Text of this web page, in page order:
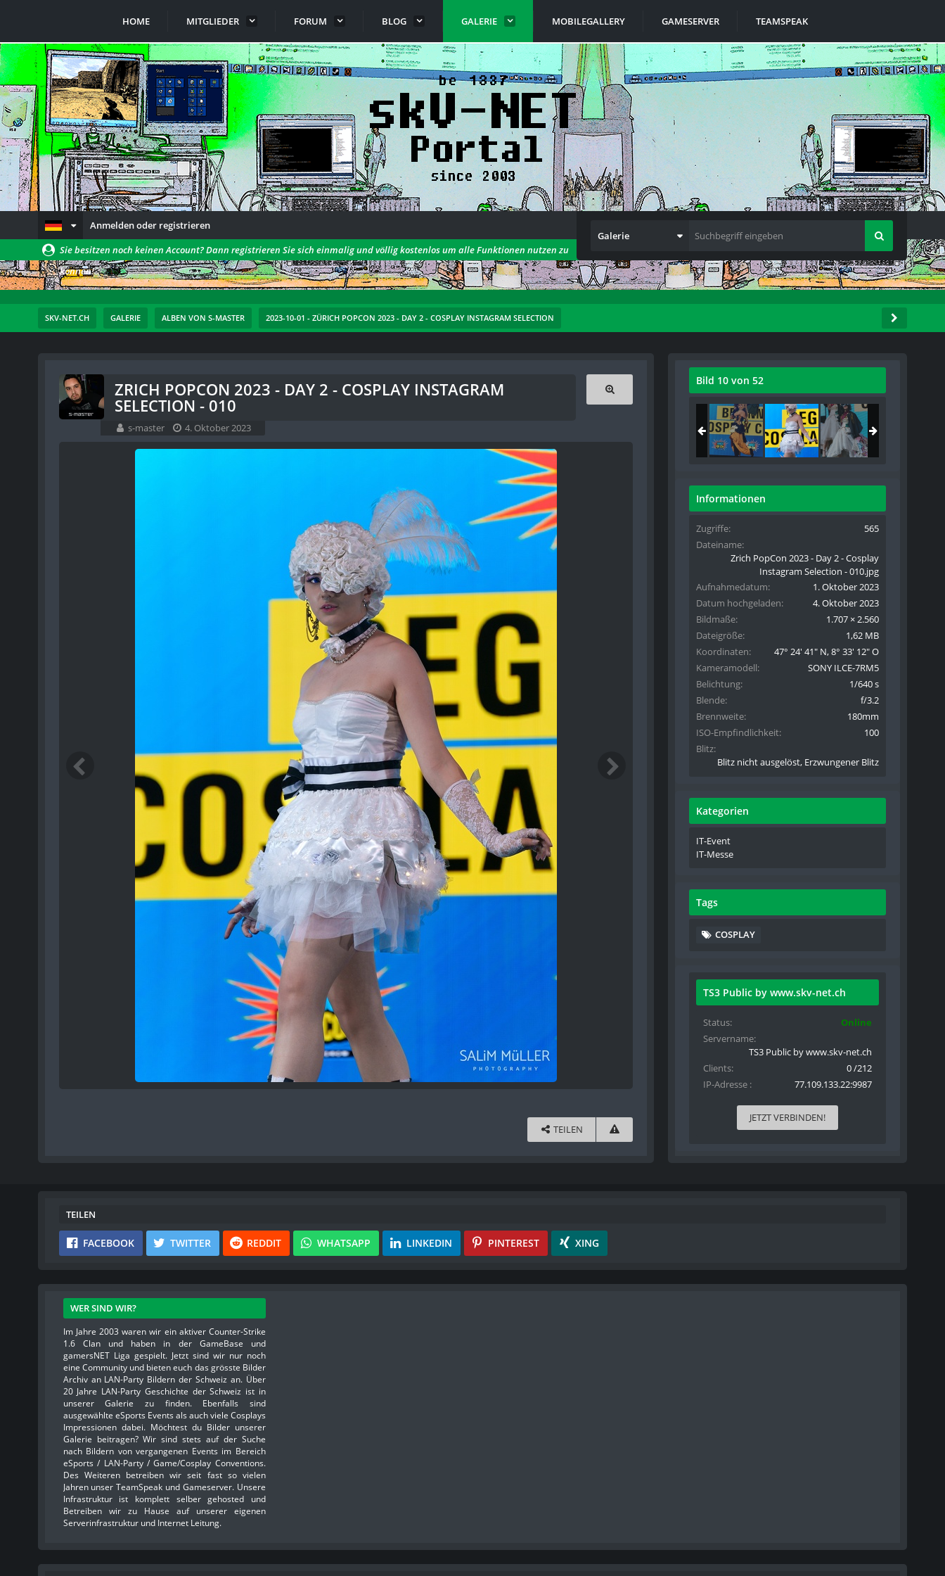
HOME MITGLIEDER FORUM BLOG GALERIE MOBILEGALLERY GAMESERVER TEAMSPEAK
Anmelden oder registrieren
Galerie
Sie besitzen noch keinen Account? Dann registrieren Sie sich einmalig und völlig kostenlos um alle Funktionen nutzen zu
können!
SKV-NET.CH GALERIE ALBEN VON S-MASTER 2023-10-01 - ZÜRICH POPCON 2023 - DAY 2 - COSPLAY INSTAGRAM SELECTION
ZRICH POPCON 2023 - DAY 2 - COSPLAY INSTAGRAM
SELECTION - 010
s-master 4. Oktober 2023
TEILEN
Bild 10 von 52
Informationen
Zugriffe
565
Dateiname
Zrich PopCon 2023 - Day 2 - Cosplay
Instagram Selection - 010.jpg
Aufnahmedatum
1. Oktober 2023
Datum hochgeladen
4. Oktober 2023
Bildmaße
1.707 × 2.560
Dateigröße
1,62 MB
Koordinaten
47° 24' 41" N, 8° 33' 12" O
Kameramodell
SONY ILCE-7RM5
Belichtung
1/640 s
Blende
f/3.2
Brennweite
180mm
ISO-Empfindlichkeit
100
Blitz
Blitz nicht ausgelöst, Erzwungener Blitz
Kategorien
IT-Event
IT-Messe
Tags
COSPLAY
TS3 Public by www.skv-net.ch
Status
Online
Servername
TS3 Public by www.skv-net.ch
Clients
0 /212
IP-Adresse
77.109.133.22:9987
JETZT VERBINDEN!
TEILEN
FACEBOOK TWITTER REDDIT WHATSAPP LINKEDIN PINTEREST XING
WER SIND WIR?
Im Jahre 2003 waren wir ein aktiver Counter-Strike
1.6 Clan und haben in der GameBase und
gamersNET Liga gespielt. Jetzt sind wir nur noch
eine Community und bieten euch das grösste Bilder
Archiv an LAN-Party Bildern der Schweiz an. Über
20 Jahre LAN-Party Geschichte der Schweiz ist in
unserer Galerie zu finden. Ebenfalls sind
ausgewählte eSports Events als auch viele Cosplays
Impressionen dabei. Möchtest du Bilder unserer
Galerie beitragen? Wir sind stets auf der Suche
nach Bildern von vergangenen Events im Bereich
eSports / LAN-Party / Game/Cosplay Conventions.
Des Weiteren betreiben wir seit fast so vielen
Jahren unser TeamSpeak und Gameserver. Unsere
Infrastruktur ist komplett selber gehosted und
Betreiben wir zu Hause auf unserer eigenen
Serverinfrastruktur und Internet Leitung.